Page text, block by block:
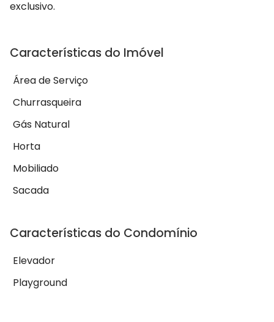
exclusivo.
Características do Imóvel
Área de Serviço
Churrasqueira
Gás Natural
Horta
Mobiliado
Sacada
Características do Condomínio
Elevador
Playground